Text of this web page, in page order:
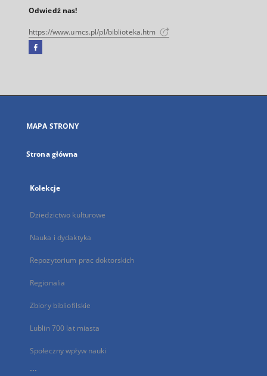
Odwiedź nas!
https://www.umcs.pl/pl/biblioteka.htm
Facebook
się
karcie
MAPA STRONY
Strona główna
Kolekcje
Dziedzictwo kulturowe
Nauka i dydaktyka
Repozytorium prac doktorskich
Regionalia
Zbiory bibliofilskie
Lublin 700 lat miasta
Społeczny wpływ nauki
...